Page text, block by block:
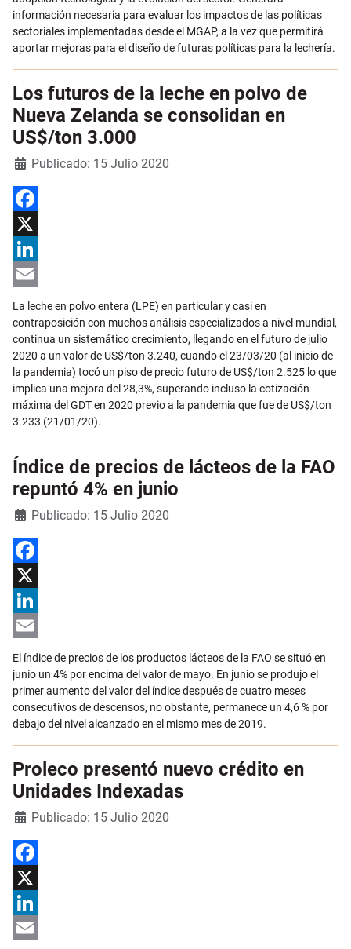
información necesaria para evaluar los impactos de las políticas
sectoriales implementadas desde el MGAP, a la vez que permitirá
aportar mejoras para el diseño de futuras políticas para la lechería.
Los futuros de la leche en polvo de
Nueva Zelanda se consolidan en
US$/ton 3.000
DetallesPublicado: 15 Julio 2020
Facebook
X
LinkedIn
Email
La leche en polvo entera (LPE) en particular y casi en
contraposición con muchos análisis especializados a nivel mundial,
continua un sistemático crecimiento, llegando en el futuro de julio
2020 a un valor de US$/ton 3.240, cuando el 23/03/20 (al inicio de
la pandemia) tocó un piso de precio futuro de US$/ton 2.525 lo que
implica una mejora del 28,3%, superando incluso la cotización
máxima del GDT en 2020 previo a la pandemia que fue de US$/ton
3.233 (21/01/20).
Índice de precios de lácteos de la FAO
repuntó 4% en junio
DetallesPublicado: 15 Julio 2020
Facebook
X
LinkedIn
Email
El índice de precios de los productos lácteos de la FAO se situó en
junio un 4% por encima del valor de mayo. En junio se produjo el
primer aumento del valor del índice después de cuatro meses
consecutivos de descensos, no obstante, permanece un 4,6 % por
debajo del nivel alcanzado en el mismo mes de 2019.
Proleco presentó nuevo crédito en
Unidades Indexadas
DetallesPublicado: 15 Julio 2020
Facebook
X
LinkedIn